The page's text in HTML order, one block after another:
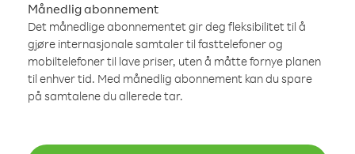
Månedlig abonnement
Det månedlige abonnementet gir deg fleksibilitet til å
gjøre internasjonale samtaler til fasttelefoner og
mobiltelefoner til lave priser, uten å måtte fornye planen
til enhver tid. Med månedlig abonnement kan du spare
på samtalene du allerede tar.